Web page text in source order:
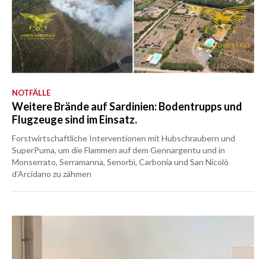
NOTFÄLLE
Weitere Brände auf Sardinien: Bodentrupps und
Flugzeuge sind im Einsatz.
Forstwirtschaftliche Interventionen mit Hubschraubern und
SuperPuma, um die Flammen auf dem Gennargentu und in
Monserrato, Serramanna, Senorbì, Carbonia und San Nicolò
d'Arcidano zu zähmen